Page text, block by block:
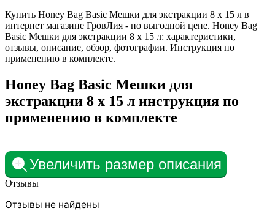
Купить Honey Bag Basic Мешки для экстракции 8 х 15 л в
интернет магазине ГровЛия - по выгодной цене. Honey Bag
Basic Мешки для экстракции 8 х 15 л: характеристики,
отзывы, описание, обзор, фотографии. Инструкция по
применению в комплекте.
Honey Bag Basic Мешки для
экстракции 8 х 15 л инструкция по
применению в комплекте
Увеличить размер описания
Отзывы
Отзывы не найдены